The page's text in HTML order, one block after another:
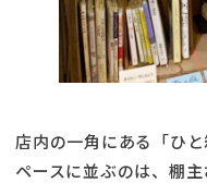
店内の一角にある「ひ
ペースに並ぶのは、棚